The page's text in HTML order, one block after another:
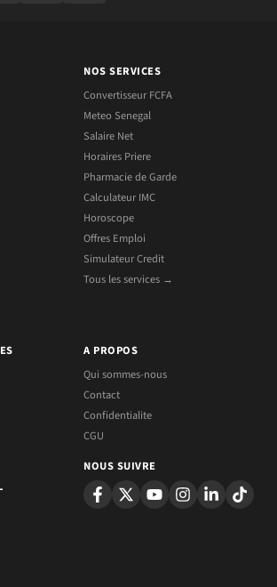
NOS SERVICES
Convertisseur FCFA
Meteo Senegal
Salaire Net
Horaires Priere
Pharmacie de Garde
Calculateur IMC
Horoscope
Offres Emploi
Simulateur Credit
Tous les services →
A PROPOS
Qui sommes-nous
Contact
Confidentialite
CGU
NOUS SUIVRE